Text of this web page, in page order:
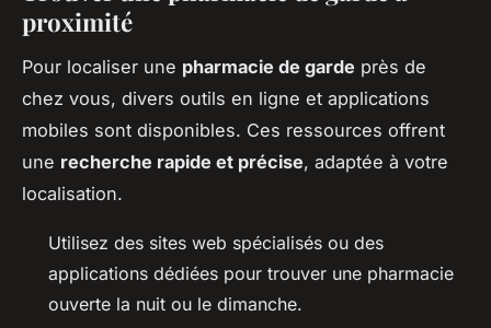
proximité
Pour localiser une pharmacie de garde près de
chez vous, divers outils en ligne et applications
mobiles sont disponibles. Ces ressources offrent
une recherche rapide et précise, adaptée à votre
localisation.
Utilisez des sites web spécialisés ou des
applications dédiées pour trouver une pharmacie
ouverte la nuit ou le dimanche.